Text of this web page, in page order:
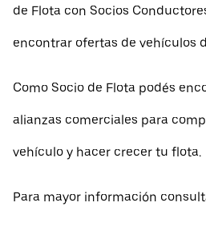
de Flota con Socios
encontrar ofertas de vehículos
Como Socio de Flota podés
alianzas comerciales para
vehículo y hacer crecer tu flota.
Para mayor información